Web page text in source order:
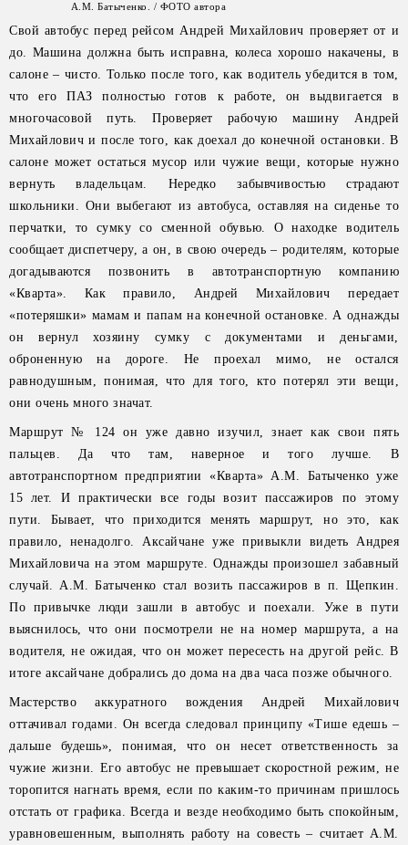
А.М. Батыченко. / ФОТО автора
Свой автобус перед рейсом Андрей Михайлович проверяет от и
до. Машина должна быть исправна, колеса хорошо накачены, в
салоне – чисто. Только после того, как водитель убедится в том,
что его ПАЗ полностью готов к работе, он выдвигается в
многочасовой путь. Проверяет рабочую машину Андрей
Михайлович и после того, как доехал до конечной остановки. В
салоне может остаться мусор или чужие вещи, которые нужно
вернуть владельцам. Нередко забывчивостью страдают
школьники. Они выбегают из автобуса, оставляя на сиденье то
перчатки, то сумку со сменной обувью. О находке водитель
сообщает диспетчеру, а он, в свою очередь – родителям, которые
догадываются позвонить в автотранспортную компанию
«Кварта». Как правило, Андрей Михайлович передает
«потеряшки» мамам и папам на конечной остановке. А однажды
он вернул хозяину сумку с документами и деньгами,
оброненную на дороге. Не проехал мимо, не остался
равнодушным, понимая, что для того, кто потерял эти вещи,
они очень много значат.
Маршрут № 124 он уже давно изучил, знает как свои пять
пальцев. Да что там, наверное и того лучше. В
автотранспортном предприятии «Кварта» А.М. Батыченко уже
15 лет. И практически все годы возит пассажиров по этому
пути. Бывает, что приходится менять маршрут, но это, как
правило, ненадолго. Аксайчане уже привыкли видеть Андрея
Михайловича на этом маршруте. Однажды произошел забавный
случай. А.М. Батыченко стал возить пассажиров в п. Щепкин.
По привычке люди зашли в автобус и поехали. Уже в пути
выяснилось, что они посмотрели не на номер маршрута, а на
водителя, не ожидая, что он может пересесть на другой рейс. В
итоге аксайчане добрались до дома на два часа позже обычного.
Мастерство аккуратного вождения Андрей Михайлович
оттачивал годами. Он всегда следовал принципу «Тише едешь –
дальше будешь», понимая, что он несет ответственность за
чужие жизни. Его автобус не превышает скоростной режим, не
торопится нагнать время, если по каким-то причинам пришлось
отстать от графика. Всегда и везде необходимо быть спокойным,
уравновешенным, выполнять работу на совесть – считает А.М.